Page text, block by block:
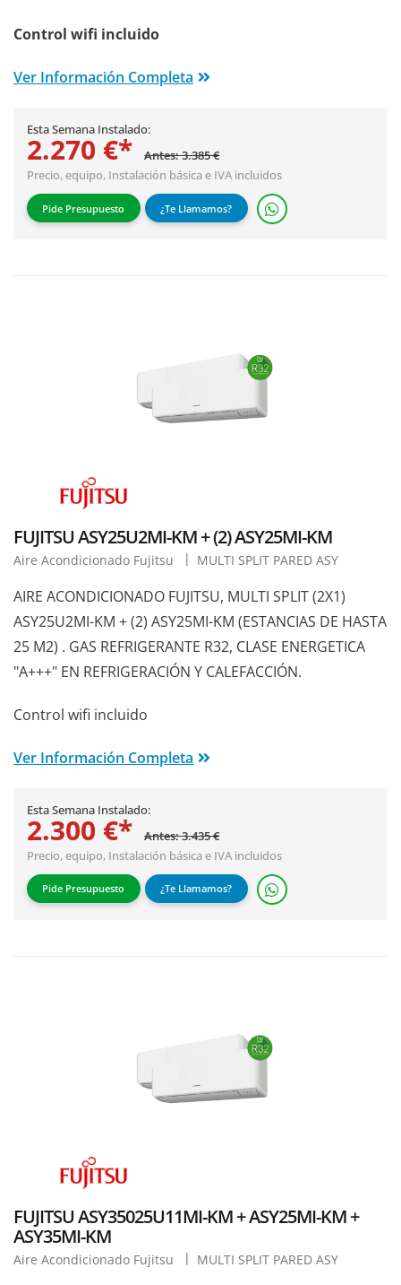
Control wifi incluido
Ver Información Completa
Esta Semana Instalado:
2.270 €*
Antes: 3.385 €
Precio, equipo, Instalación básicae IVA incluidos
Pide Presupuesto ¿Te Llamamos?
FUJITSU ASY25U2MI-KM + (2) ASY25MI-KM
Aire Acondicionado Fujitsu MULTI SPLIT PARED ASY
AIRE ACONDICIONADO FUJITSU, MULTI SPLIT (2X1)
ASY25U2MI-KM + (2) ASY25MI-KM (ESTANCIAS DE HASTA
25 M2) . GAS REFRIGERANTE R32, CLASE ENERGETICA
"A+++" EN REFRIGERACIÓN Y CALEFACCIÓN.
Control wifi incluido
Ver Información Completa
Esta Semana Instalado:
2.300 €*
Antes: 3.435 €
Precio, equipo, Instalación básicae IVA incluidos
Pide Presupuesto ¿Te Llamamos?
FUJITSU ASY35025U11MI-KM + ASY25MI-KM +
ASY35MI-KM
Aire Acondicionado Fujitsu MULTI SPLIT PARED ASY